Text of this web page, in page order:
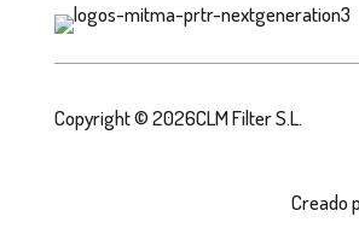
Copyright © 2026CLM Filter S.L.
Creado